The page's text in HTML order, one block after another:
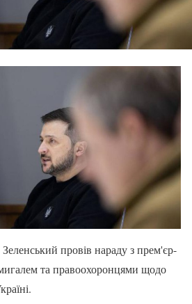
провів нараду з прем'єр-
та правоохоронцями щодо